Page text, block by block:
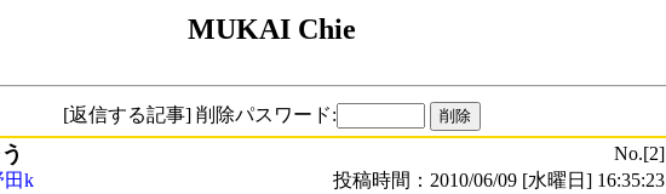
MUKAI Chie
[返信する記事] 削除パスワード:
No.[2]
田k
投稿時間：2010/06/09 [水曜日] 16:35:23